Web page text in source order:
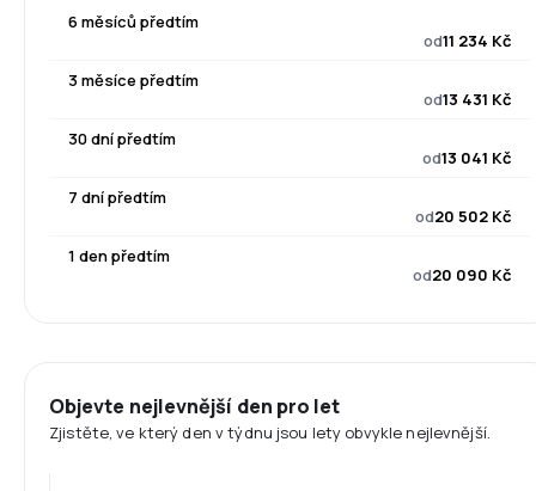
6 měsíců předtím
od11 234 Kč
3 měsíce předtím
od13 431 Kč
30 dní předtím
od13 041 Kč
7 dní předtím
od20 502 Kč
1 den předtím
od20 090 Kč
Objevte nejlevnější den pro let
Zjistěte, ve který den v týdnu jsou lety obvykle nejlevnější.